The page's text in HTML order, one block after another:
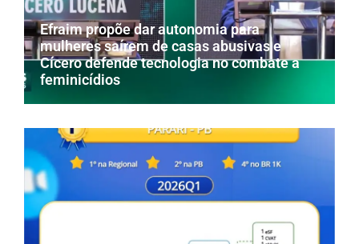
Efraim propõe dar autonomia para
mulheres saírem de casas abusivas e
Cícero defende tecnologia no combate a
feminicídios